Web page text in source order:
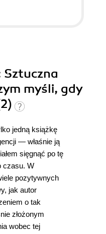
Sztuczna
myśli, gdy
jedną książkę
— właśnie ją
sięgnąć po tę
czasu. W
pozytywnych
jak autor
o tak
złożonym
wobec tej